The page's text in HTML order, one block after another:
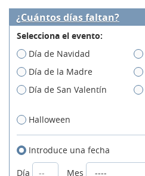
¿Cuántos días faltan?
Selecciona el evento:
Día de Navidad
Día de la Madre
Día de San Valentín
Halloween
Introduce una fecha
Día
Mes